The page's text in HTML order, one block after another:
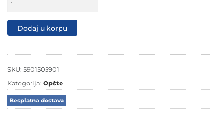
tračna
HBS261
120mm
Dodaj u korpu
SKU: 5901505901
Kategorija: Opšte
Besplatna dostava